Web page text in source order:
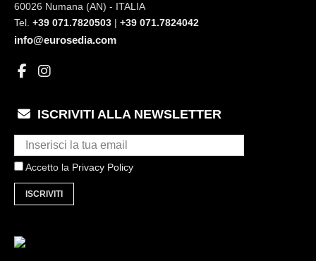
60026 Numana (AN) - ITALIA
Tel. +39 071.7820503 | +39 071.7824042
info@eurosedia.com
ISCRIVITI ALLA NEWSLETTER
Accetto la Privacy Policy
ISCRIVITI